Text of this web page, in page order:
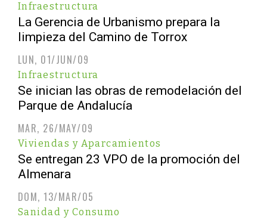
Infraestructura
La Gerencia de Urbanismo prepara la
limpieza del Camino de Torrox
LUN, 01/JUN/09
Infraestructura
Se inician las obras de remodelación del
Parque de Andalucía
MAR, 26/MAY/09
Viviendas y Aparcamientos
Se entregan 23 VPO de la promoción del
Almenara
DOM, 13/MAR/05
Sanidad y Consumo